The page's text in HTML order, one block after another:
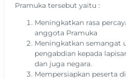
Pramuka tersebut yaitu :
Meningkatkan rasa
anggota Pramuka
Meningkatkan semangat
pengabdian kepada
dan juga negara.
Mempersiapkan peserta